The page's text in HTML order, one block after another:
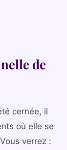
de
cernée, il
où elle se
verrez :